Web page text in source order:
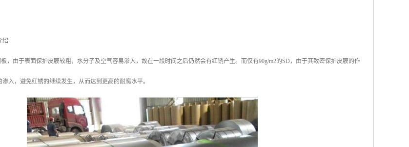
绍
，由于表面保护皮膜较粗，水分子及空气容易渗入，故在一段时间之后仍然会有红锈产生。而仅有90g/m2的SD，由于其致密保护皮膜的作
入，避免红锈的继续发生，从而达到更高的耐腐水平。